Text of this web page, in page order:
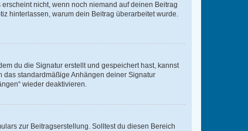
nicht, wenn noch niemand auf deinen Beitrag
hinterlassen, warum dein Beitrag überarbeitet wurde.
du die Signatur erstellt und gespeichert hast, kannst
das standardmäßige Anhängen deiner Signatur
wieder deaktivieren.
zur Beitragserstellung. Solltest du diesen Bereich